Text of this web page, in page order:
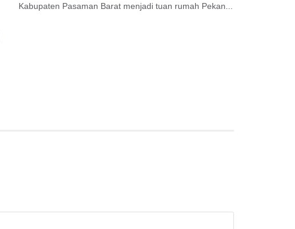
Kabupaten Pasaman Barat menjadi tuan rumah Pekan...